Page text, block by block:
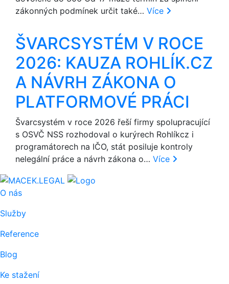
zákonných podmínek určit také… Více
ŠVARCSYSTÉM V ROCE
2026: KAUZA ROHLÍK.CZ
A NÁVRH ZÁKONA O
PLATFORMOVÉ PRÁCI
Švarcsystém v roce 2026 řeší firmy spolupracující
s OSVČ NSS rozhodoval o kurýrech Rohlíkcz i
programátorech na IČO, stát posiluje kontroly
nelegální práce a návrh zákona o… Více
O nás
Služby
Reference
Blog
Ke stažení